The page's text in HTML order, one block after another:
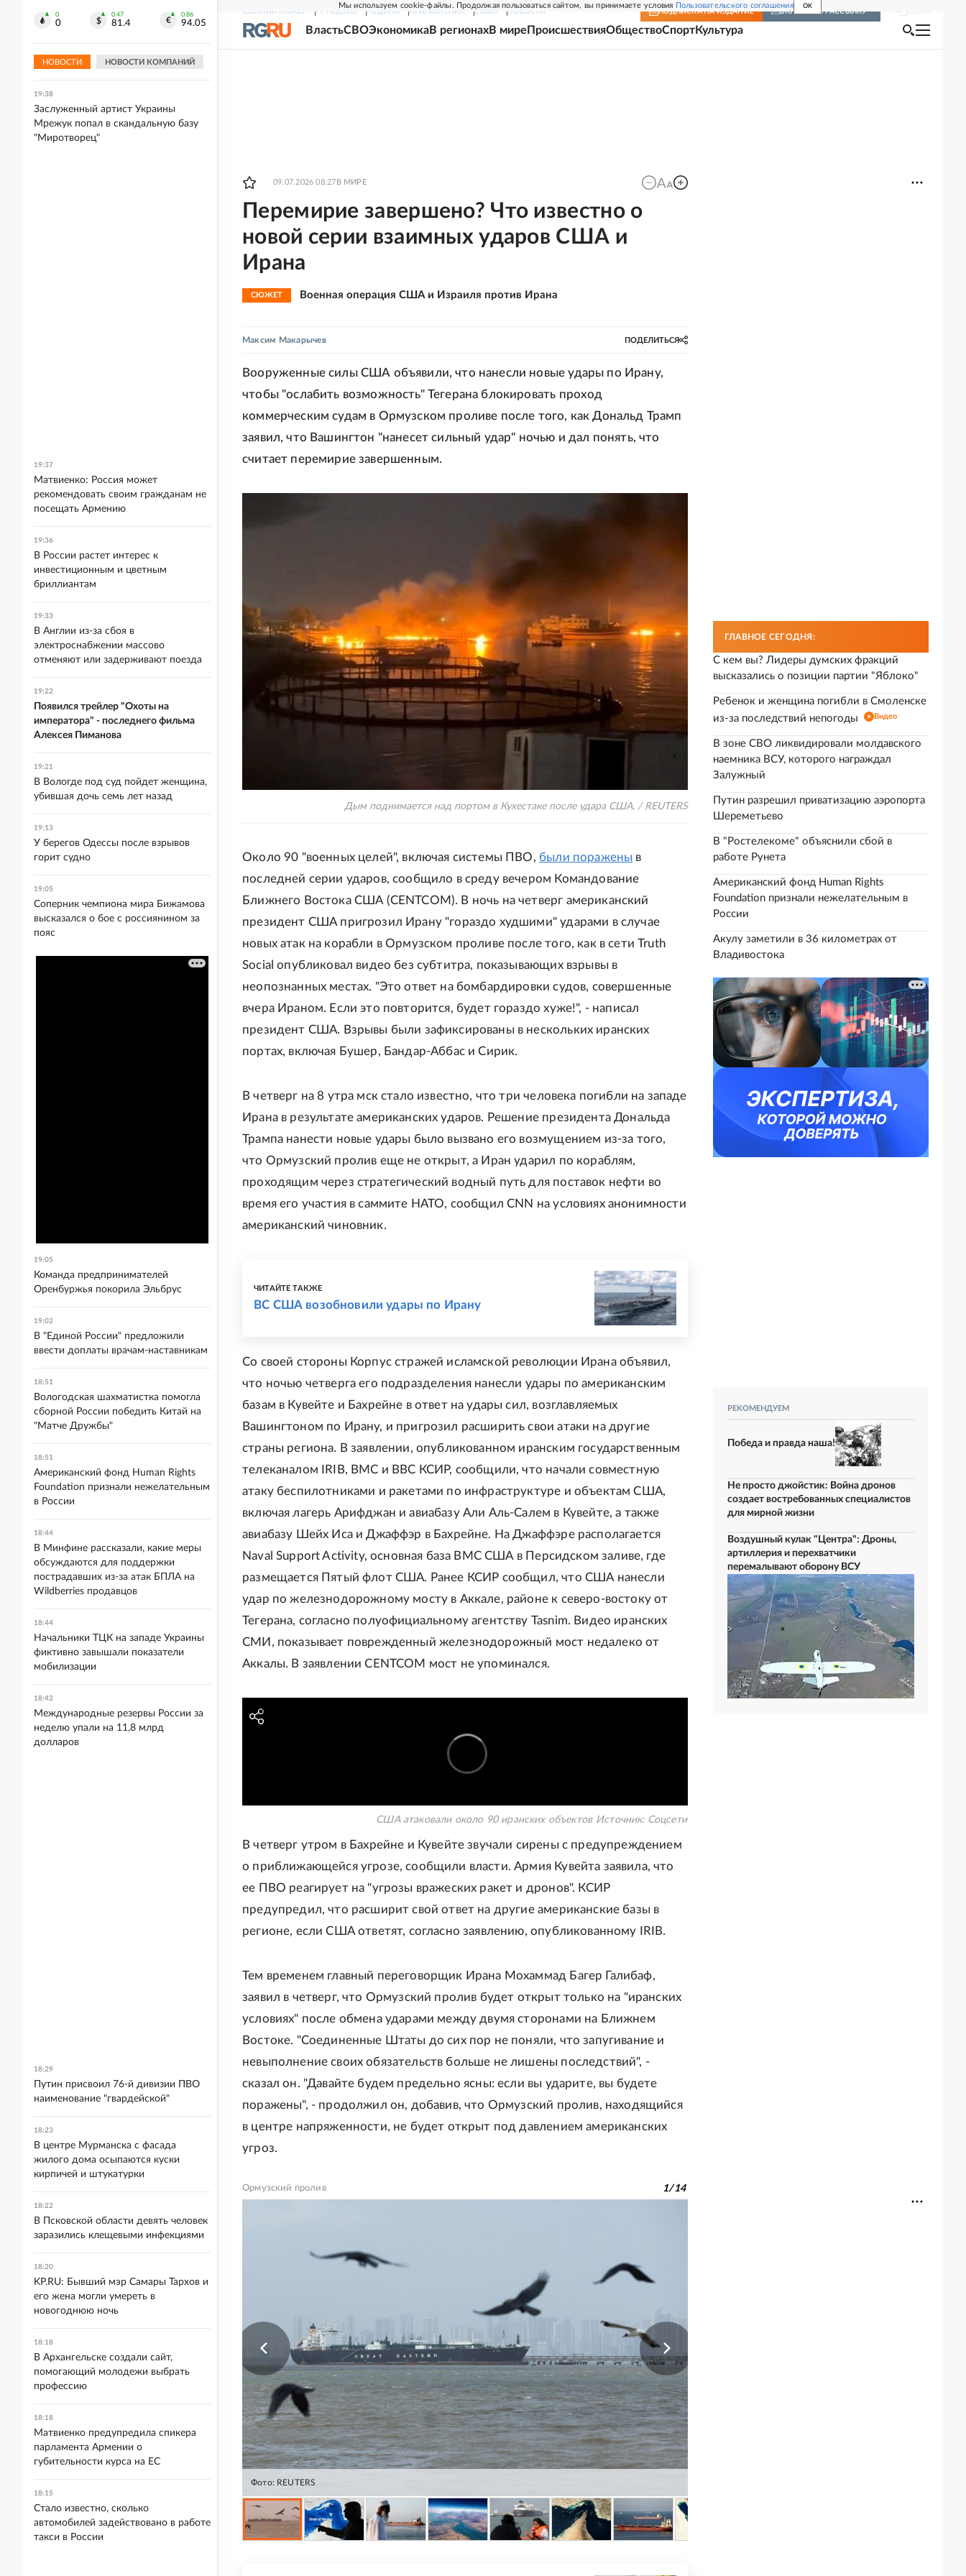
Мы используем cookie-файлы. Продолжая пользоваться сайтом, вы принимаете условия Пользовательского соглашения OK
СВЕЖИЙ НОМЕР РГ-НЕДЕЛЯ РОДИНА ПРИЛОЖЕНИЯ СОЮЗ НОВОСТИ ПОДПИСКА НА ИЗДАНИЕ ВКЛЮЧИТЬ РАССЫЛКУ
ВластьСВОЭкономикаВ регионахВ мире ПроисшествияОбществоСпортКультура
09.07.2026 08:27 В МИРЕ
Перемирие завершено? Что известно о
новой серии взаимных ударов США и
Ирана
СЮЖЕТ Военная операция США и Израиля против Ирана
Максим Макарычев ПОДЕЛИТЬСЯ
Вооруженные силы США объявили, что нанесли новые удары по Ирану,
чтобы "ослабить возможность" Тегерана блокировать проход
коммерческим судам в Ормузском проливе после того, как Дональд Трамп
заявил, что Вашингтон "нанесет сильный удар" ночью и дал понять, что
считает перемирие завершенным.
Дым поднимается над портом в Кухестаке после удара США. / REUTERS
Около 90 "военных целей", включая системы ПВО, были поражены в
последней серии ударов, сообщило в среду вечером Командование
Ближнего Востока США (CENTCOM). В ночь на четверг американский
президент США пригрозил Ирану "гораздо худшими" ударами в случае
новых атак на корабли в Ормузском проливе после того, как в сети Truth
Social опубликовал видео без субтитра, показывающих взрывы в
неопознанных местах. "Это ответ на бомбардировки судов, совершенные
вчера Ираном. Если это повторится, будет гораздо хуже!", - написал
президент США. Взрывы были зафиксированы в нескольких иранских
портах, включая Бушер, Бандар-Аббас и Сирик.
В четверг на 8 утра мск стало известно, что три человека погибли на западе
Ирана в результате американских ударов. Решение президента Дональда
Трампа нанести новые удары было вызвано его возмущением из-за того,
что Ормузский пролив еще не открыт, а Иран ударил по кораблям,
проходящим через стратегический водный путь для поставок нефти во
время его участия в саммите НАТО, сообщил CNN на условиях анонимности
американский чиновник.
ЧИТАЙТЕ ТАКЖЕ
ВС США возобновили удары по Ирану
Со своей стороны Корпус стражей исламской революции Ирана объявил,
что ночью четверга его подразделения нанесли удары по американским
базам в Кувейте и Бахрейне в ответ на удары сил, возглавляемых
Вашингтоном по Ирану, и пригрозил расширить свои атаки на другие
страны региона. В заявлении, опубликованном иранским государственным
телеканалом IRIB, ВМС и ВВС КСИР, сообщили, что начали совместную
атаку беспилотниками и ракетами по инфраструктуре и объектам США,
включая лагерь Арифджан и авиабазу Али Аль-Салем в Кувейте, а также
авиабазу Шейх Иса и Джаффэр в Бахрейне. На Джаффэре располагается
Naval Support Activity, основная база ВМС США в Персидском заливе, где
размещается Пятый флот США. Ранее КСИР сообщил, что США нанесли
удар по железнодорожному мосту в Аккале, районе к северо-востоку от
Тегерана, согласно полуофициальному агентству Tasnim. Видео иранских
СМИ, показывает поврежденный железнодорожный мост недалеко от
Аккалы. В заявлении CENTCOM мост не упоминался.
США атаковали около 90 иранских объектов Источник: Соцсети
В четверг утром в Бахрейне и Кувейте звучали сирены с предупреждением
о приближающейся угрозе, сообщили власти. Армия Кувейта заявила, что
ее ПВО реагирует на "угрозы вражеских ракет и дронов". КСИР
предупредил, что расширит свой ответ на другие американские базы в
регионе, если США ответят, согласно заявлению, опубликованному IRIB.
Тем временем главный переговорщик Ирана Мохаммад Багер Галибаф,
заявил в четверг, что Ормузский пролив будет открыт только на "иранских
условиях" после обмена ударами между двумя сторонами на Ближнем
Востоке. "Соединенные Штаты до сих пор не поняли, что запугивание и
невыполнение своих обязательств больше не лишены последствий", -
сказал он. "Давайте будем предельно ясны: если вы ударите, вы будете
поражены", - продолжил он, добавив, что Ормузский пролив, находящийся
в центре напряженности, не будет открыт под давлением американских
угроз.
Ормузский пролив 1/14
Фото: REUTERS
ГЛАВНОЕ СЕГОДНЯ:
С кем вы? Лидеры думских фракций
высказались о позиции партии "Яблоко"
Ребенок и женщина погибли в Смоленске
из-за последствий непогоды
Видео
В зоне СВО ликвидировали молдавского
наемника ВСУ, которого награждал
Залужный
Путин разрешил приватизацию аэропорта
Шереметьево
В "Ростелекоме" объяснили сбой в
работе Рунета
Американский фонд Human Rights
Foundation признали нежелательным в
России
Акулу заметили в 36 километрах от
Владивостока
РЕКОМЕНДУЕМ
Победа и правда наша!
Не просто джойстик: Война дронов
создает востребованных специалистов
для мирной жизни
Воздушный кулак "Центра": Дроны,
артиллерия и перехватчики
перемалывают оборону ВСУ
0
0
0.47
81.4
0.86
94.05
НОВОСТИ НОВОСТИ КОМПАНИЙ
домашним адресам продавцов
19:38
Заслуженный артист Украины
Мрежук попал в скандальную базу
"Миротворец"
19:37
Матвиенко: Россия может
рекомендовать своим гражданам не
посещать Армению
19:36
В России растет интерес к
инвестиционным и цветным
бриллиантам
19:33
В Англии из-за сбоя в
электроснабжении массово
отменяют или задерживают поезда
19:22
Появился трейлер "Охоты на
императора" - последнего фильма
Алексея Пиманова
19:21
В Вологде под суд пойдет женщина,
убившая дочь семь лет назад
19:13
У берегов Одессы после взрывов
горит судно
19:05
Соперник чемпиона мира Бижамова
высказался о бое с россиянином за
пояс
19:05
Команда предпринимателей
Оренбуржья покорила Эльбрус
19:02
В "Единой России" предложили
ввести доплаты врачам-наставникам
18:51
Вологодская шахматистка помогла
сборной России победить Китай на
"Матче Дружбы"
18:51
Американский фонд Human Rights
Foundation признали нежелательным
в России
18:44
В Минфине рассказали, какие меры
обсуждаются для поддержки
пострадавших из-за атак БПЛА на
Wildberries продавцов
18:44
Начальники ТЦК на западе Украины
фиктивно завышали показатели
мобилизации
18:42
Международные резервы России за
неделю упали на 11,8 млрд
долларов
18:29
Путин присвоил 76-й дивизии ПВО
наименование "гвардейской"
18:23
В центре Мурманска с фасада
жилого дома осыпаются куски
кирпичей и штукатурки
18:22
В Псковской области девять человек
заразились клещевыми инфекциями
18:20
KP.RU: Бывший мэр Самары Тархов и
его жена могли умереть в
новогоднюю ночь
18:18
В Архангельске создали сайт,
помогающий молодежи выбрать
профессию
18:18
Матвиенко предупредила спикера
парламента Армении о
губительности курса на ЕС
18:15
Стало известно, сколько
автомобилей задействовано в работе
такси в России